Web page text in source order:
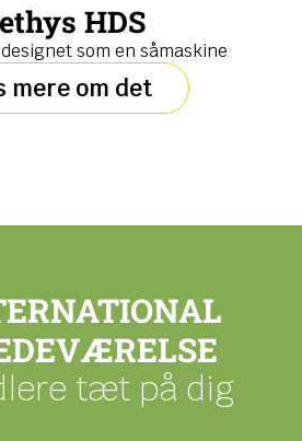
HDS
som en såmaskine
mere om det
tæt på dig